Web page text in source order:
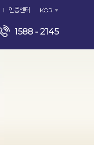
인증센터 KOR
1588 - 2145